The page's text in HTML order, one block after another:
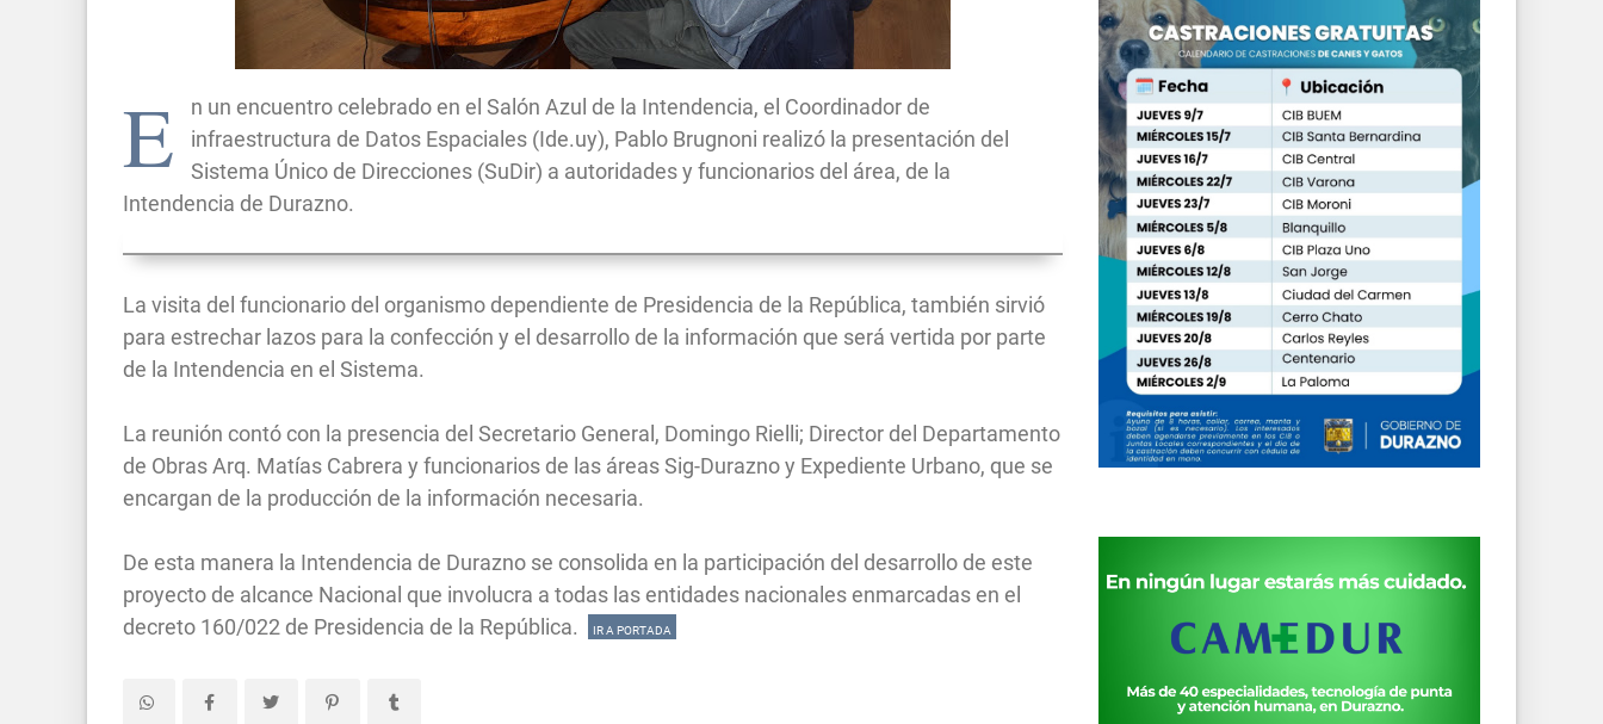
E
n un encuentro celebrado en el Salón Azul de la Intendencia, el Coordinador de
infraestructura de Datos Espaciales (Ide.uy), Pablo Brugnoni realizó la presentación del
Sistema Único de Direcciones (SuDir) a autoridades y funcionarios del área, de la
Intendencia de Durazno.
La visita del funcionario del organismo dependiente de Presidencia de la República, también sirvió
para estrechar lazos para la confección y el desarrollo de la información que será vertida por parte
de la Intendencia en el Sistema.
La reunión contó con la presencia del Secretario General, Domingo Rielli; Director del Departamento
de Obras Arq. Matías Cabrera y funcionarios de las áreas Sig-Durazno y Expediente Urbano, que se
encargan de la producción de la información necesaria.
De esta manera la Intendencia de Durazno se consolida en la participación del desarrollo de este
proyecto de alcance Nacional que involucra a todas las entidades nacionales enmarcadas en el
decreto 160/022 de Presidencia de la República.
IR A PORTADA